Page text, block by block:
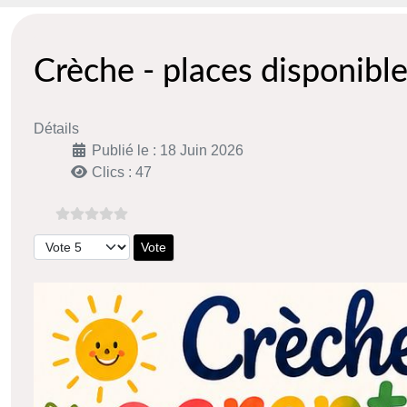
Crèche - places
Détails
Publié le : 18 Juin 2026
Clics : 47
Veuillez voter